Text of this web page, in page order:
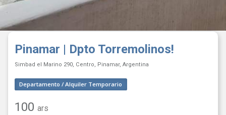
Pinamar | Dpto Torremolinos!
Simbad el Marino 290, Centro, Pinamar, Argentina
Departamento / Alquiler Temporario
100 ars